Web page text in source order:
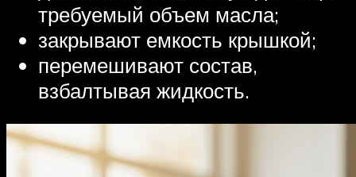
требуемый объем масла;
закрывают емкость крышкой;
перемешивают состав,
взбалтывая жидкость.